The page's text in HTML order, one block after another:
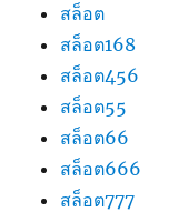
สล็อต
สล็อต168
สล็อต456
สล็อต55
สล็อต66
สล็อต666
สล็อต777